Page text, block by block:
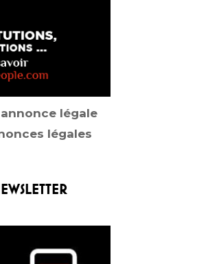
légale
légales